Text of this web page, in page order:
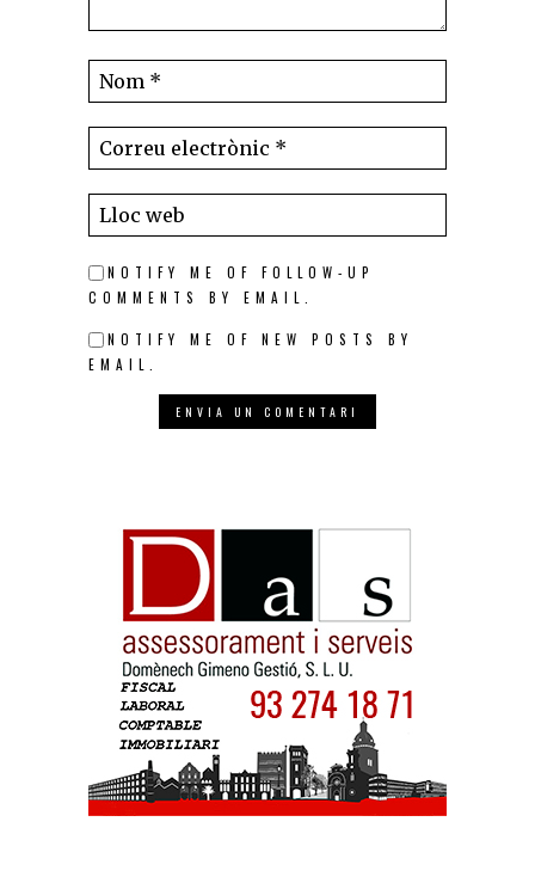
NOTIFY ME OF FOLLOW-UP
COMMENTS BY EMAIL.
NOTIFY ME OF NEW POSTS BY
EMAIL.